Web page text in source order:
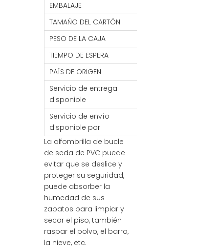
EMBALAJE
TAMAÑO DEL CARTÓN
PESO DE LA CAJA
TIEMPO DE ESPERA
PAÍS DE ORIGEN
Servicio de entrega
disponible
Servicio de envío
disponible por
La alfombrilla de bucle
de seda de PVC puede
evitar que se deslice y
proteger su seguridad,
puede absorber la
humedad de sus
zapatos para limpiar y
secar el piso, también
raspar el polvo, el barro,
la nieve, etc.